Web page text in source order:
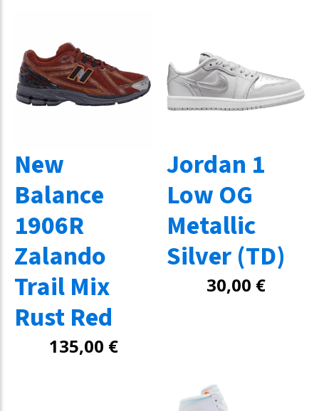
New
Balance
1906R
Zalando
Trail Mix
Rust Red
135,00 €
Jordan 1
Low OG
Metallic
Silver (TD)
30,00 €